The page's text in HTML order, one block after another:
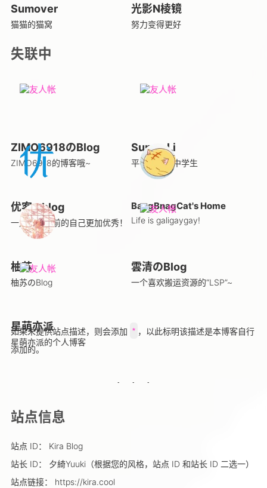
Sumover
猫猫的猫窝
光影N棱镜
努力变得更好
失联中
ZIMO6918のBlog
ZIMO6918的博客哦~
Sunny Li
平平无奇的中学生
优客 - blog
一定要比从前的自己更加优秀！
BangBnagCat's Home
Life is galigaygay!
柚苏
柚苏のBlog
雲清のBlog
一个喜欢搬运资源的“LSP”~
星萌亦派
星萌亦派的个人博客
如果未提供站点描述，则会添加 * ，以此标明该描述是本博客自行
添加的。
站点信息
站点 ID： Kira Blog
站长 ID： 夕綺Yuuki（根据您的风格，站点 ID 和站长 ID 二选一）
站点链接： https://kira.cool